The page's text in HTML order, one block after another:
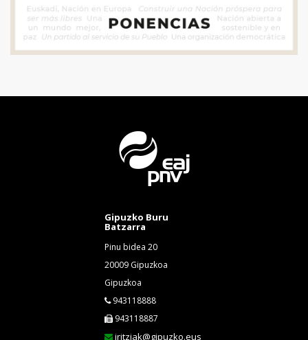
Gipuzko Buru
Batzarra
Pinu bidea 20
20009 Gipuzkoa
Gipuzkoa
943118888
943118887
iritziak@gipuzko.eus